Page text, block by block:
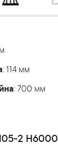
: 114 мм
: 700 мм
2 Н6000